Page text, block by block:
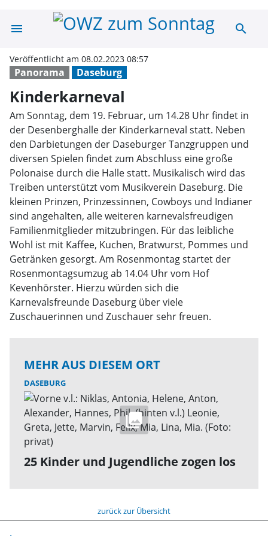
menu search
Panorama Daseburg
Veröffentlicht am 08.02.2023 08:57
Kinderkarneval
Am Sonntag, dem 19. Februar, um 14.28 Uhr findet in
der Desenberghalle der Kinderkarneval statt. Neben
den Darbietungen der Daseburger Tanzgruppen und
diversen Spielen findet zum Abschluss eine große
Polonaise durch die Halle statt. Musikalisch wird das
Treiben unterstützt vom Musikverein Daseburg. Die
kleinen Prinzen, Prinzessinnen, Cowboys und Indianer
sind angehalten, alle weiteren karnevalsfreudigen
Familienmitglieder mitzubringen. Für das leibliche
Wohl ist mit Kaffee, Kuchen, Bratwurst, Pommes und
Getränken gesorgt. Am Rosenmontag startet der
Rosenmontagsumzug ab 14.04 Uhr vom Hof
Kevenhörster. Hierzu würden sich die
Karnevalsfreunde Daseburg über viele
Zuschauerinnen und Zuschauer sehr freuen.
MEHR AUS DIESEM ORT
DASEBURG
25 Kinder und Jugendliche zogen los
zurück zur Übersicht